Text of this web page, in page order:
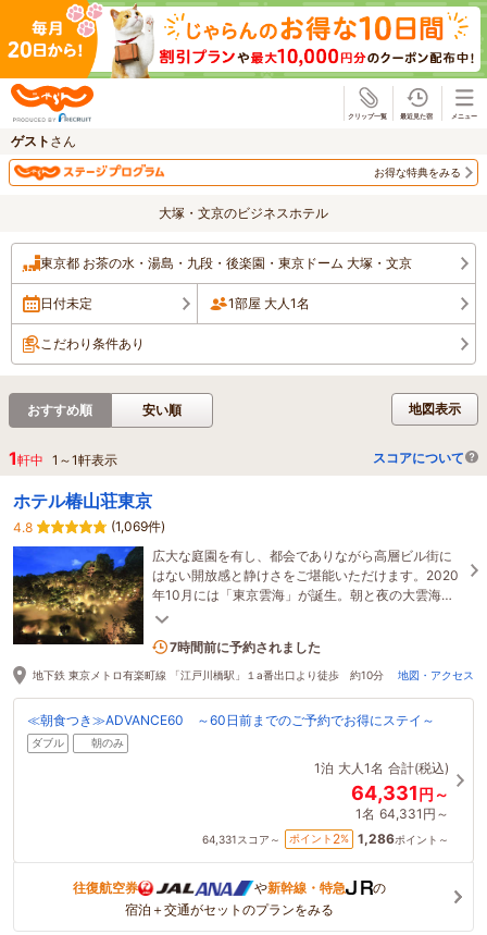
ゲスト さん
お得な特典をみる
大塚・文京のビジネスホテル
東京都 お茶の水・湯島・九段・後楽園・東京ドーム 大塚・文京
日付未定 1部屋 大人1名
こだわり条件あり
地図表示
おすすめ順 安い順
1軒中 1 ～1軒表示 スコアについて
ホテル椿山荘東京
4.8
(1,069件)
広大な庭園を有し、都会でありながら高層ビル街に
はない開放感と静けさをご堪能いただけます。2020
年10月には「東京雲海」が誕生。朝と夜の大雲海は
宿泊者のみの特権です。
7時間前に予約されました
地下鉄 東京メトロ有楽町線 「江戸川橋駅」１a番出口より徒歩 約10分 地図・アクセス
≪朝食つき≫ADVANCE60 ～60日前までのご予約でお得にステイ～
ダブル 朝のみ
1泊 大人1名 合計(税込)
64,331円～
1名 64,331円～
64,331スコア～ ポイント 2% 1,286ポイント～
往復航空券 や新幹線・特急
の
宿泊＋交通がセットのプランをみる